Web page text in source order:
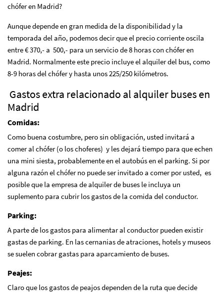
chófer en Madrid?
Aunque depende en gran medida de la disponibilidad y la
temporada del año, podemos decir que el precio corriente oscila
entre € 370,- a 500,- para un servicio de 8 horas con chófer en
Madrid. Normalmente este precio incluye el alquiler del bus, como
8-9 horas del chófer y hasta unos 225/250 kilómetros.
Gastos extra relacionado al alquiler buses en
Madrid
Comidas:
Como buena costumbre, pero sin obligación, usted invitará a
comer al chófer (o los choferes) y les dejará tiempo para que echen
una mini siesta, probablemente en el autobús en el parking. Si por
alguna razón el chófer no puede ser invitado a comer por usted, es
posible que la empresa de alquiler de buses le incluya un
suplemento para cubrir los gastos de la comida del conductor.
Parking:
A parte de los gastos para alimentar al conductor pueden existir
gastas de parking. En las cernanias de atraciones, hotels y museos
se suelen cobrar gastas para aparcamiento de buses.
Peajes:
Claro que los gastos de peajos dependen de la ruta que decide